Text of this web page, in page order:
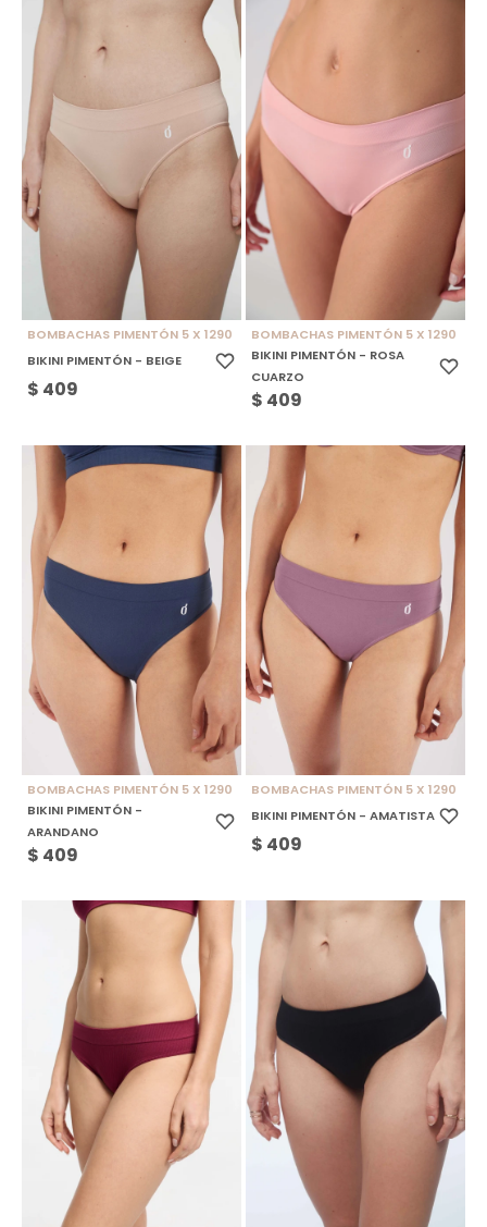
BOMBACHAS PIMENTÓN 5 X 1290
BIKINI PIMENTÓN - BEIGE
$ 409
BOMBACHAS PIMENTÓN 5 X 1290
BIKINI PIMENTÓN - ROSA
CUARZO
$ 409
BOMBACHAS PIMENTÓN 5 X 1290
BIKINI PIMENTÓN -
ARANDANO
$ 409
BOMBACHAS PIMENTÓN 5 X 1290
BIKINI PIMENTÓN - AMATISTA
$ 409